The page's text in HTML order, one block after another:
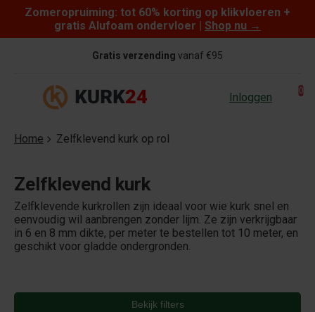
Skip to content
Zomeropruiming: tot 60% korting op klikvloeren +
gratis Alufoam ondervloer | Shop nu →
Gratis verzending vanaf €95
Inloggen 0
Home Zelfklevend kurk op rol
Zelfklevend kurk
Zelfklevende kurkrollen zijn ideaal voor wie kurk snel en
eenvoudig wil aanbrengen zonder lijm. Ze zijn verkrijgbaar
in 6 en 8 mm dikte, per meter te bestellen tot 10 meter, en
geschikt voor gladde ondergronden.
Bekijk filters